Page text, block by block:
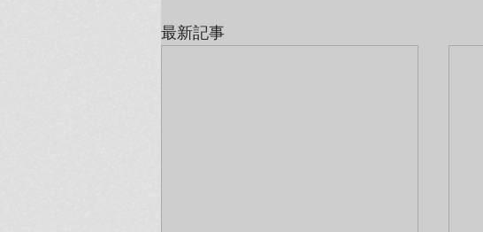
最新記事